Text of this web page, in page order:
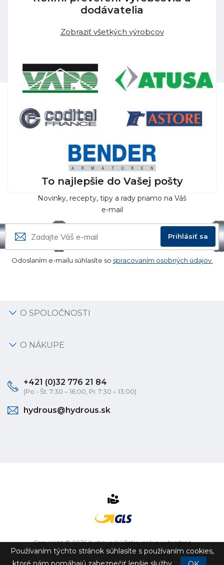
dodávatelia
Zobraziť všetkých výrobcov
To najlepšie do Vašej pošty
Novinky, recepty, tipy a rady priamo na Váš
e-mail
Prihlásiť sa
Odoslaním e-mailu súhlasíte so spracovaním osobných údajov.
O SPOLOČNOSTI
O NÁKUPE
+421 (0)32 776 21 84
(Po - Št: 7:30 – 16:00, Pi: 7:30 – 13:00)
hydrous@hydrous.sk
Copyright © 2026 hydrous.sk Všetky práva vyhradené
eshop na mieruvytvorilovibration.sk
Používaním týchto stránok súhlasíte s používaním cookies,